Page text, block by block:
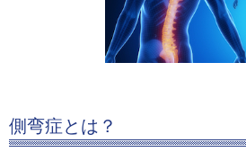
側弯症とは？